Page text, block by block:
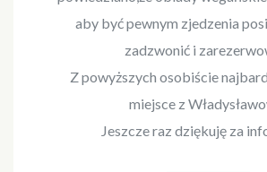
aby być pewnym zjedzenia
zadzwonić i
Z powyższych osobiście
miejsce z
Jeszcze raz dziękuję za